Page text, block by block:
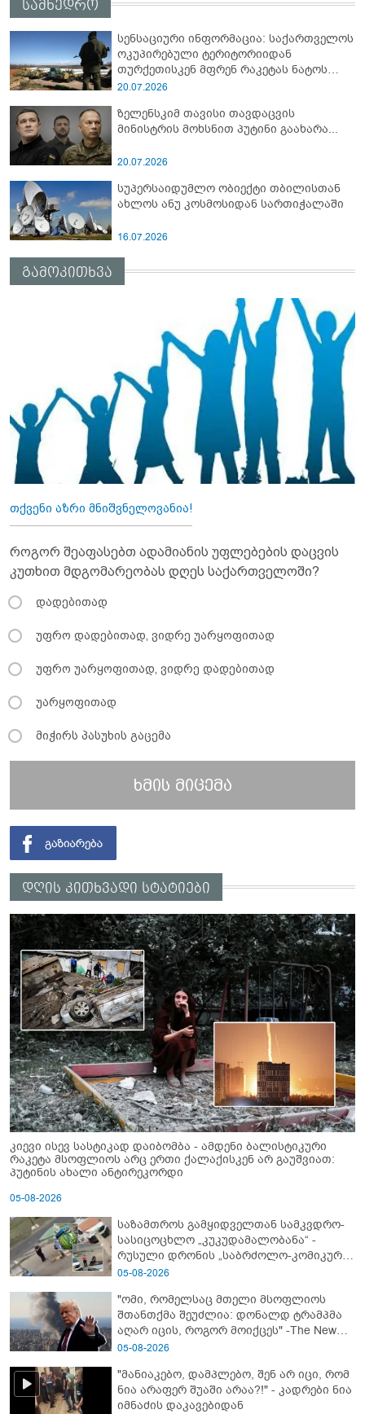
სამხედრო
სენსაციური ინფორმაცია: საქართველოს
ოკუპირებული ტერიტორიიდან
თურქეთისკენ მფრენ რაკეტას ნატოს
სამიტი კინაღამ ჩაუშლია
20.07.2026
ზელენსკიმ თავისი თავდაცვის
მინისტრის მოხსნით პუტინი გაახარა...
20.07.2026
სუპერსაიდუმლო ობიექტი თბილისთან
ახლოს ანუ კოსმოსიდან სართიჭალაში
16.07.2026
გამოკითხვა
თქვენი აზრი მნიშვნელოვანია!
როგორ შეაფასებთ ადამიანის უფლებების დაცვის
კუთხით მდგომარეობას დღეს საქართველოში?
დადებითად
უფრო დადებითად, ვიდრე უარყოფითად
უფრო უარყოფითად, ვიდრე დადებითად
უარყოფითად
მიჭირს პასუხის გაცემა
ხმის მიცემა
დღის კითხვადი სტატიები
კიევი ისევ სასტიკად დაიბომბა - ამდენი ბალისტიკური
რაკეტა მსოფლიოს არც ერთი ქალაქისკენ არ გაუშვიათ:
პუტინის ახალი ანტირეკორდი
05-08-2026
საზამთროს გამყიდველთან სამკვდრო-
სასიცოცხლო „კუკუდამალობანა“ -
რუსული დრონის „საბრძოლო-კომიკური“
ვიდეო
05-08-2026
"ომი, რომელსაც მთელი მსოფლიოს
შთანთქმა შეუძლია: დონალდ ტრამპმა
აღარ იცის, როგორ მოიქცეს" -The New
York Times
05-08-2026
"მანიაკებო, დამპლებო, შენ არ იცი, რომ
ნია არაფერ შუაში არაა?!" - კადრები ნია
იმნაძის დაკავებიდან